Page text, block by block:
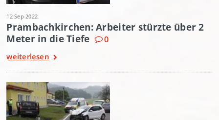
12 Sep 2022
Prambachkirchen: Arbeiter stürzte über 2
Meter in die Tiefe
0
weiterlesen